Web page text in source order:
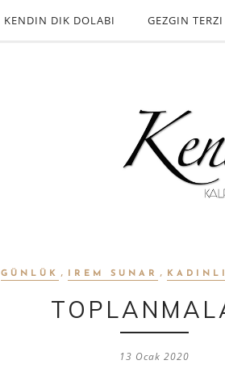
KENDIN DIK DOLABI GEZGIN TERZI
GÜNLÜK , IREM SUNAR ,
13 Ocak 2020